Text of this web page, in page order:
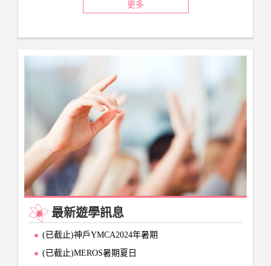
更多
最新遊學訊息
(已截止)神戶YMCA2024年暑期
(已截止)MEROS暑期夏日